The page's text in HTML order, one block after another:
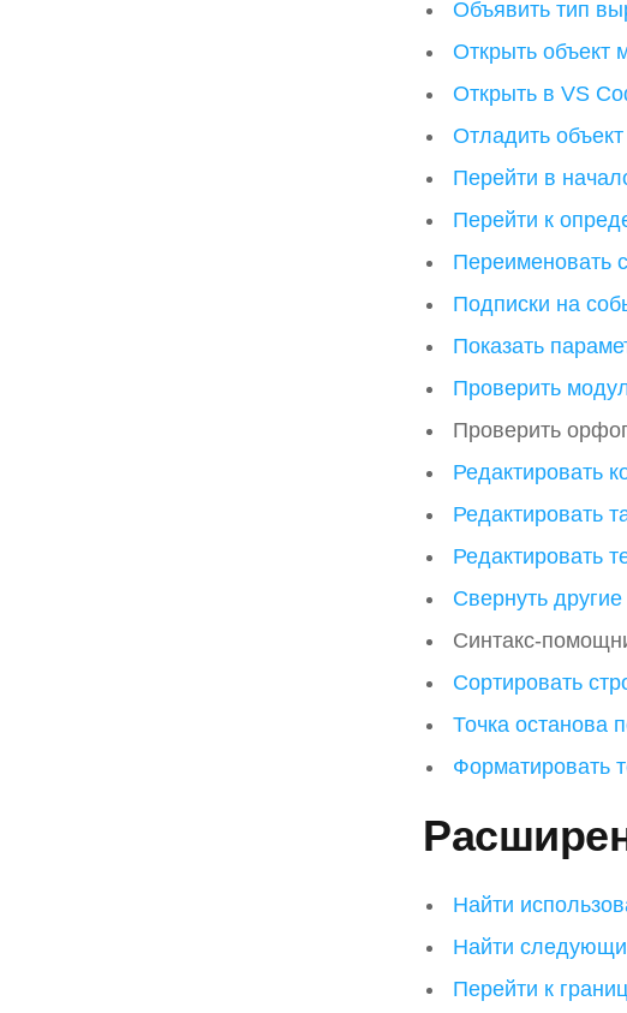
Объявить тип
Открыть объект
Открыть в VS
Отладить объект
Перейти в
Перейти к
Переименовать
Подписки на
Показать
Проверить
Проверить
Редактировать
Редактировать
Редактировать
Свернуть другие
Синтакс-
Сортировать
Точка останова
Форматировать
Найти
Найти
Перейти к